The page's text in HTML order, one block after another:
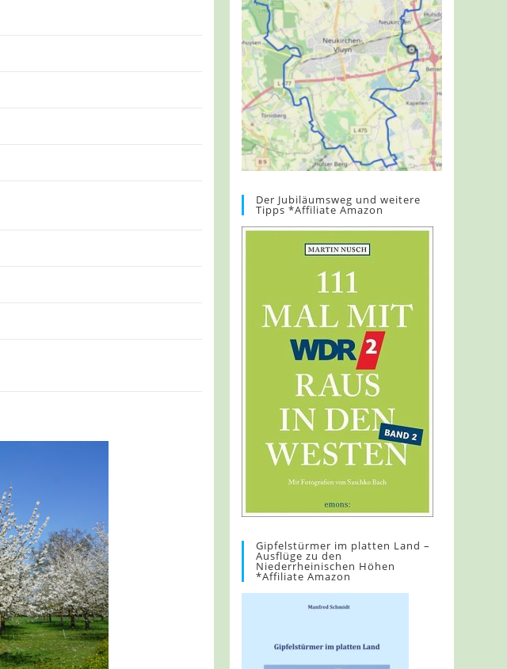
Der Jubiläumsweg und weitere
Tipps *Affiliate Amazon
Gipfelstürmer im platten Land –
Ausflüge zu den
Niederrheinischen Höhen
*Affiliate Amazon